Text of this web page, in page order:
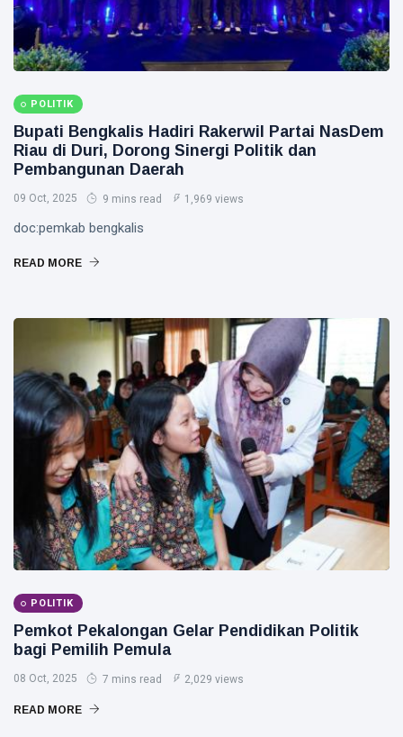
POLITIK
Bupati Bengkalis Hadiri Rakerwil Partai NasDem
Riau di Duri, Dorong Sinergi Politik dan
Pembangunan Daerah
09 Oct, 2025 9 mins read 1,969 views
doc:pemkab bengkalis
READ MORE
POLITIK
Pemkot Pekalongan Gelar Pendidikan Politik
bagi Pemilih Pemula
08 Oct, 2025 7 mins read 2,029 views
READ MORE